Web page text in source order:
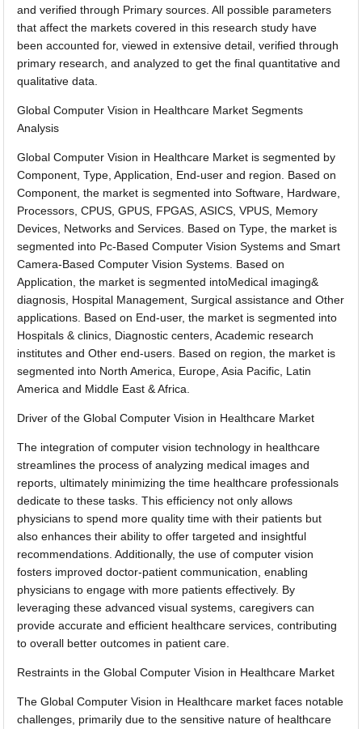
and verified through Primary sources. All possible parameters
that affect the markets covered in this research study have
been accounted for, viewed in extensive detail, verified through
primary research, and analyzed to get the final quantitative and
qualitative data.
Global Computer Vision in Healthcare Market Segments
Analysis
Global Computer Vision in Healthcare Market is segmented by
Component, Type, Application, End-user and region. Based on
Component, the market is segmented into Software, Hardware,
Processors, CPUS, GPUS, FPGAS, ASICS, VPUS, Memory
Devices, Networks and Services. Based on Type, the market is
segmented into Pc-Based Computer Vision Systems and Smart
Camera-Based Computer Vision Systems. Based on
Application, the market is segmented intoMedical imaging&
diagnosis, Hospital Management, Surgical assistance and Other
applications. Based on End-user, the market is segmented into
Hospitals & clinics, Diagnostic centers, Academic research
institutes and Other end-users. Based on region, the market is
segmented into North America, Europe, Asia Pacific, Latin
America and Middle East & Africa.
Driver of the Global Computer Vision in Healthcare Market
The integration of computer vision technology in healthcare
streamlines the process of analyzing medical images and
reports, ultimately minimizing the time healthcare professionals
dedicate to these tasks. This efficiency not only allows
physicians to spend more quality time with their patients but
also enhances their ability to offer targeted and insightful
recommendations. Additionally, the use of computer vision
fosters improved doctor-patient communication, enabling
physicians to engage with more patients effectively. By
leveraging these advanced visual systems, caregivers can
provide accurate and efficient healthcare services, contributing
to overall better outcomes in patient care.
Restraints in the Global Computer Vision in Healthcare Market
The Global Computer Vision in Healthcare market faces notable
challenges, primarily due to the sensitive nature of healthcare